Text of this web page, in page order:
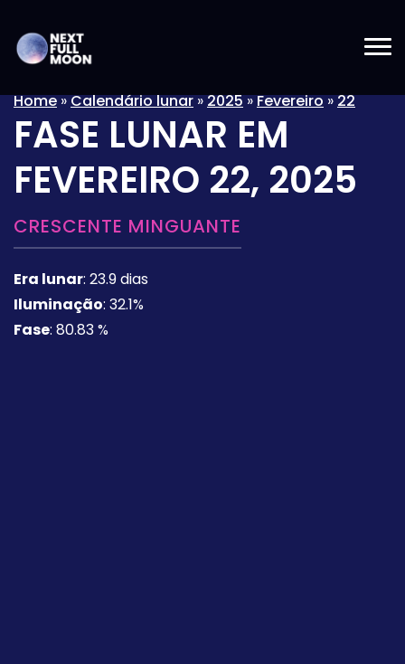
Home»Calendário lunar»2025»Fevereiro»22
FASE LUNAR EM
FEVEREIRO 22, 2025
CRESCENTE MINGUANTE
Era lunar: 23.9 dias
Iluminação: 32.1%
Fase: 80.83 %